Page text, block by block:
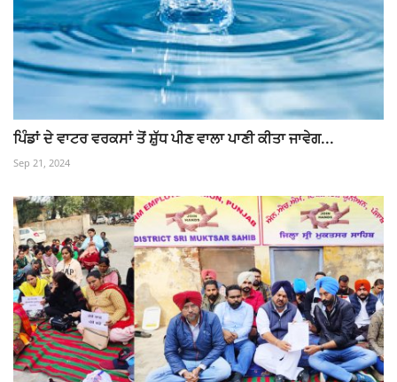
ਪਿੰਡਾਂ ਦੇ ਵਾਟਰ ਵਰਕਸਾਂ ਤੋਂ ਸ਼ੁੱਧ ਪੀਣ ਵਾਲਾ ਪਾਣੀ ਕੀਤਾ ਜਾਵੇਗ...
Sep 21, 2024